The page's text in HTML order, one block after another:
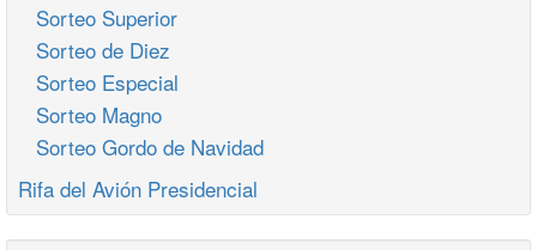
Sorteo Superior
Sorteo de Diez
Sorteo Especial
Sorteo Magno
Sorteo Gordo de Navidad
Rifa del Avión Presidencial